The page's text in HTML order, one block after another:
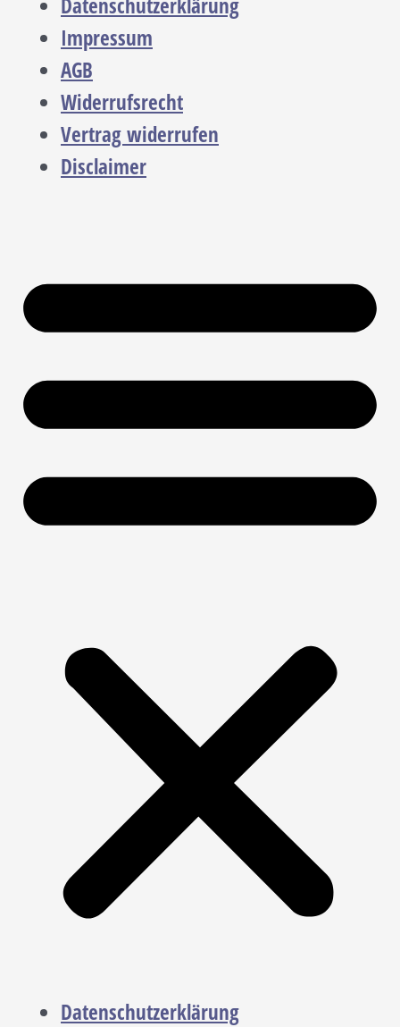
Datenschutzerklärung
Impressum
AGB
Widerrufsrecht
Vertrag widerrufen
Disclaimer
Datenschutzerklärung